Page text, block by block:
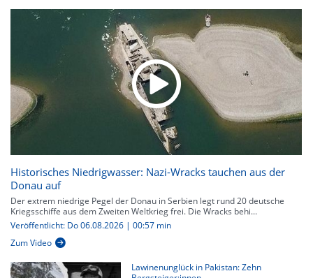
Historisches Niedrigwasser: Nazi-Wracks tauchen aus der
Donau auf
Der extrem niedrige Pegel der Donau in Serbien legt rund 20 deutsche
Kriegsschiffe aus dem Zweiten Weltkrieg frei. Die Wracks behi...
Veröffentlicht: Do 06.08.2026 | 00:57 min
Zum Video
Lawinenunglück in Pakistan: Zehn